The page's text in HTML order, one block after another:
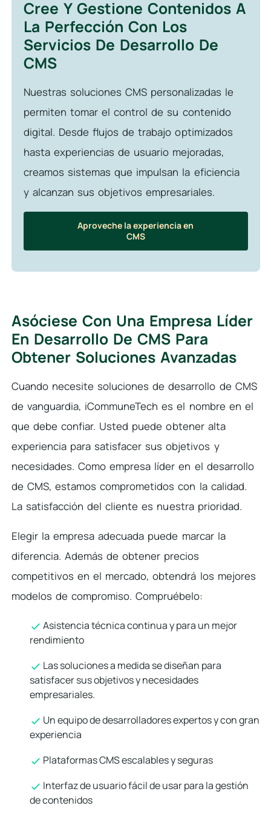
Cree Y Gestione Contenidos A
La Perfección Con Los
Servicios De Desarrollo De
CMS
Nuestras soluciones CMS personalizadas le
permiten tomar el control de su contenido
digital. Desde flujos de trabajo optimizados
hasta experiencias de usuario mejoradas,
creamos sistemas que impulsan la eficiencia
y alcanzan sus objetivos empresariales.
Aproveche la experiencia en
CMS
Asóciese Con Una Empresa Líder
En Desarrollo De CMS Para
Obtener Soluciones Avanzadas
Cuando necesite soluciones de desarrollo de CMS
de vanguardia, iCommuneTech es el nombre en el
que debe confiar. Usted puede obtener alta
experiencia para satisfacer sus objetivos y
necesidades. Como empresa líder en el desarrollo
de CMS, estamos comprometidos con la calidad.
La satisfacción del cliente es nuestra prioridad.
Elegir la empresa adecuada puede marcar la
diferencia. Además de obtener precios
competitivos en el mercado, obtendrá los mejores
modelos de compromiso. Compruébelo:
Asistencia técnica continua y para un mejor
rendimiento
Las soluciones a medida se diseñan para
satisfacer sus objetivos y necesidades
empresariales.
Un equipo de desarrolladores expertos y con gran
experiencia
Plataformas CMS escalables y seguras
Interfaz de usuario fácil de usar para la gestión
de contenidos